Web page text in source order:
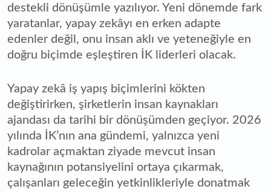
destekli dönüşümle yazılıyor. Yeni dönemde fark
yaratanlar, yapay zekâyı en erken adapte
edenler değil, onu insan aklı ve yeteneğiyle en
doğru biçimde eşleştiren İK liderleri olacak.
Yapay zekâ iş yapış biçimlerini kökten
değiştirirken, şirketlerin insan kaynakları
ajandası da tarihi bir dönüşümden geçiyor. 2026
yılında İK’nın ana gündemi, yalnızca yeni
kadrolar açmaktan ziyade mevcut insan
kaynağının potansiyelini ortaya çıkarmak,
çalışanları geleceğin yetkinlikleriyle donatmak